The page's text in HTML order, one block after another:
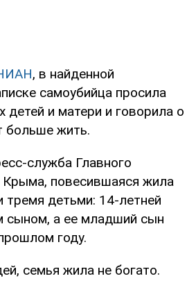
, в найденной
самоубийца просила
детей и матери и говорила о
больше жить.
служба Главного
повесившаяся жила
тремя детьми: 14-летней
сыном, а ее младший сын
году.
семья жила не богато.